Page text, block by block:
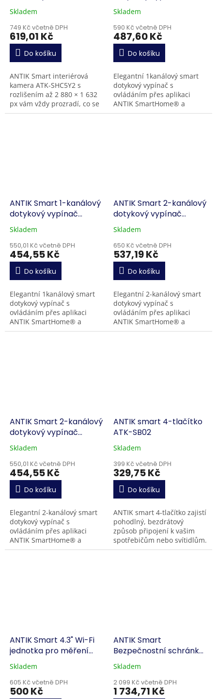
5.0 MP
Skladem
749 Kč včetně DPH
619,01 Kč
Do košíku
ANTIK Smart interiérová
kamera ATK-SHC5Y2 s
rozlišením až 2 880 × 1 632
px vám vždy prozradí, co se
děje ve vaší domácnosti,
(150W)
Skladem
590 Kč včetně DPH
487,60 Kč
Do košíku
Elegantní 1kanálový smart
dotykový vypínač s
ovládáním přes aplikaci
ANTIK SmartHome® a
hlasovými asistenty Google
ANTIK Smart 1-kanálový
dotykový vypínač
(250W)
Skladem
550,01 Kč včetně DPH
454,55 Kč
Do košíku
Elegantní 1kanálový smart
dotykový vypínač s
ovládáním přes aplikaci
ANTIK SmartHome® a
hlasovými asistenty Google
ANTIK Smart 2-kanálový
dotykový vypínač
(150W)
Skladem
650 Kč včetně DPH
537,19 Kč
Do košíku
Elegantní 2-kanálový smart
dotykový vypínač s
ovládáním přes aplikaci
ANTIK SmartHome® a
hlasovými asistenty Google
ANTIK Smart 2-kanálový
dotykový vypínač
(250W)
Skladem
550,01 Kč včetně DPH
454,55 Kč
Do košíku
Elegantní 2-kanálový smart
dotykový vypínač s
ovládáním přes aplikaci
ANTIK SmartHome® a
hlasovými asistenty Google
ANTIK smart 4-tlačítko
ATK-SB02
Skladem
399 Kč včetně DPH
329,75 Kč
Do košíku
ANTIK smart 4-tlačítko zajistí
pohodlný, bezdrátový
způsob připojení k vašim
spotřebičům nebo svítidlům.
Ovládejte osvětlení,
ANTIK Smart 4.3" Wi-Fi
jednotka pro měření
teploty a vlhkosti
Skladem
605 Kč včetně DPH
500 Kč
ANTIK Smart
Bezpečnostní schránka
na klíče
Skladem
2 099 Kč včetně DPH
1 734,71 Kč